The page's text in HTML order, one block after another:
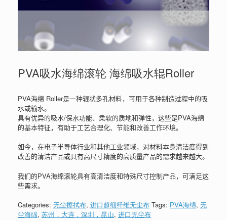
PVA吸水海绵滚轮 海绵吸水辊Roller
PVA海绵 Roller是一种辊状多孔材料，可用于各种制造过程中的吸
水或输水。
具有优异的吸水/保水功能、柔软的质地和弹性，这些是PVA海绵
的基本特征，有助于工艺合理化、节能和改善工作环境。
如今，在电子半导体行业和其他工业领域，对材料本身清洁度得到
改善的清洁产品或具有高尺寸精度的高质量产品的需求越来越大。
我们的PVA海绵滚轮具有高清洁度和特殊尺寸控制产品，可满足这
些需求。
Categories: 无尘擦拭布, 进口超细纤维无尘布 Tags: PVA海绵, 无
尘海绵, 苏州，大连，深圳，昆山, 进口无尘布